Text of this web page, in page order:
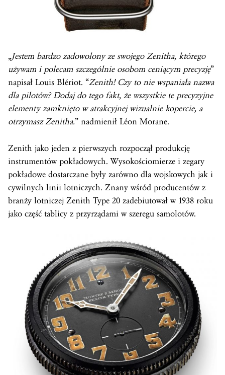
„Jestem bardzo zadowolony ze swojego Zenitha, którego
używam i polecam szczególnie osobom ceniącym precyzję”
napisał Louis Blériot. “Zenith! Czy to nie wspaniała nazwa
dla pilotów? Dodaj do tego fakt, że wszystkie te precyzyjne
elementy zamknięto w atrakcyjnej wizualnie kopercie, a
otrzymasz Zenitha.” nadmienił Léon Morane.
Zenith jako jeden z pierwszych rozpoczął produkcję
instrumentów pokładowych. Wysokościomierze i zegary
pokładowe dostarczane były zarówno dla wojskowych jak i
cywilnych linii lotniczych. Znany wśród producentów z
branży lotniczej Zenith Type 20 zadebiutował w 1938 roku
jako część tablicy z przyrządami w szeregu samolotów.